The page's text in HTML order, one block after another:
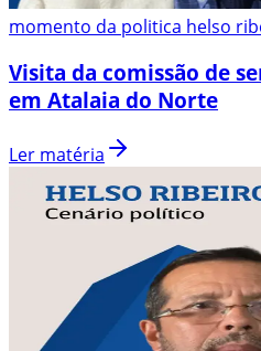
momento da politica helso
Visita da comissão de
em Atalaia do Norte
Ler matéria